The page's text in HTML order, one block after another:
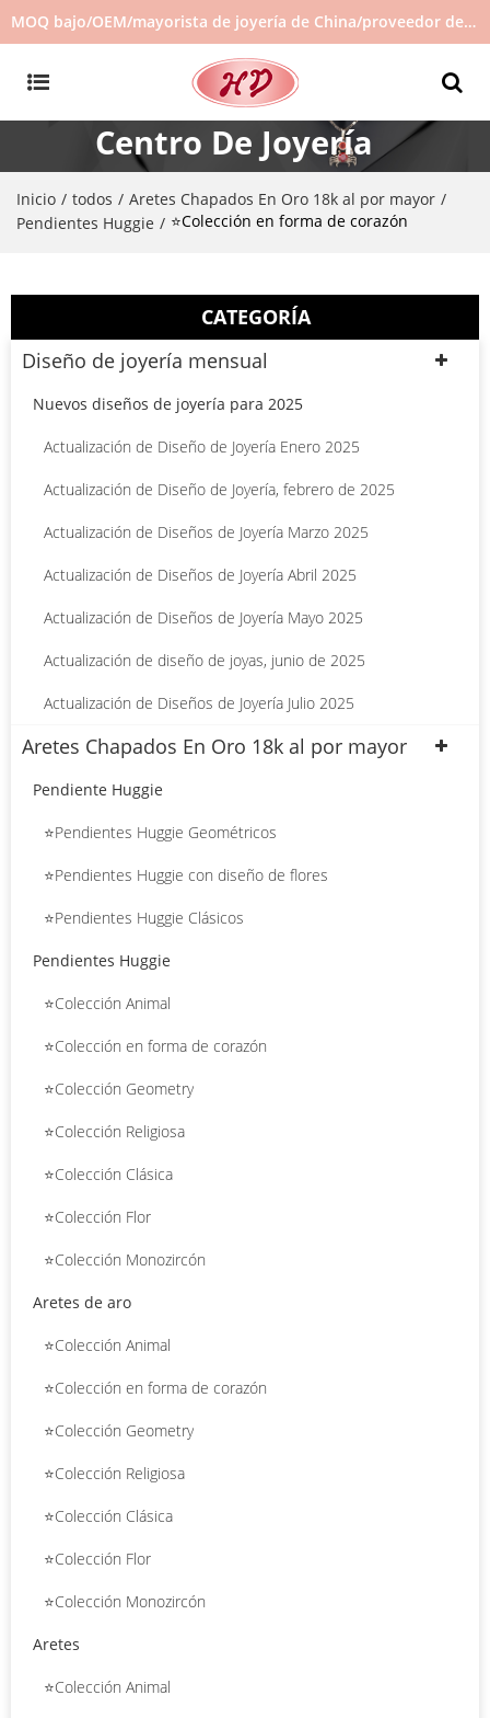
MOQ bajo/OEM/mayorista de joyería de China/proveedor de joyas/joyería de gran venta en stock/no hay joyas de segunda mano
Centro De Joyería
Inicio / todos / Aretes Chapados En Oro 18k al por mayor /
Pendientes Huggie / ⭐Colección en forma de corazón
CATEGORÍA
Diseño de joyería mensual
Nuevos diseños de joyería para 2025
Actualización de Diseño de Joyería Enero 2025
Actualización de Diseño de Joyería, febrero de 2025
Actualización de Diseños de Joyería Marzo 2025
Actualización de Diseños de Joyería Abril 2025
Actualización de Diseños de Joyería Mayo 2025
Actualización de diseño de joyas, junio de 2025
Actualización de Diseños de Joyería Julio 2025
Aretes Chapados En Oro 18k al por mayor
Pendiente Huggie
⭐Pendientes Huggie Geométricos
⭐Pendientes Huggie con diseño de flores
⭐Pendientes Huggie Clásicos
Pendientes Huggie
⭐Colección Animal
⭐Colección en forma de corazón
⭐Colección Geometry
⭐Colección Religiosa
⭐Colección Clásica
⭐Colección Flor
⭐Colección Monozircón
Aretes de aro
⭐Colección Animal
⭐Colección en forma de corazón
⭐Colección Geometry
⭐Colección Religiosa
⭐Colección Clásica
⭐Colección Flor
⭐Colección Monozircón
Aretes
⭐Colección Animal